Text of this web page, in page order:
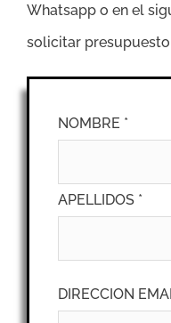
Whatsapp o en el
solicitar
NOMBRE *
APELLIDOS *
DIRECCION